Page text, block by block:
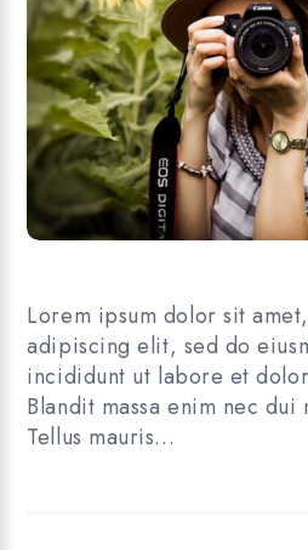
Lorem ipsum dolor sit
adipiscing elit, sed do
incididunt ut labore et
Blandit massa enim nec dui
Tellus mauris…